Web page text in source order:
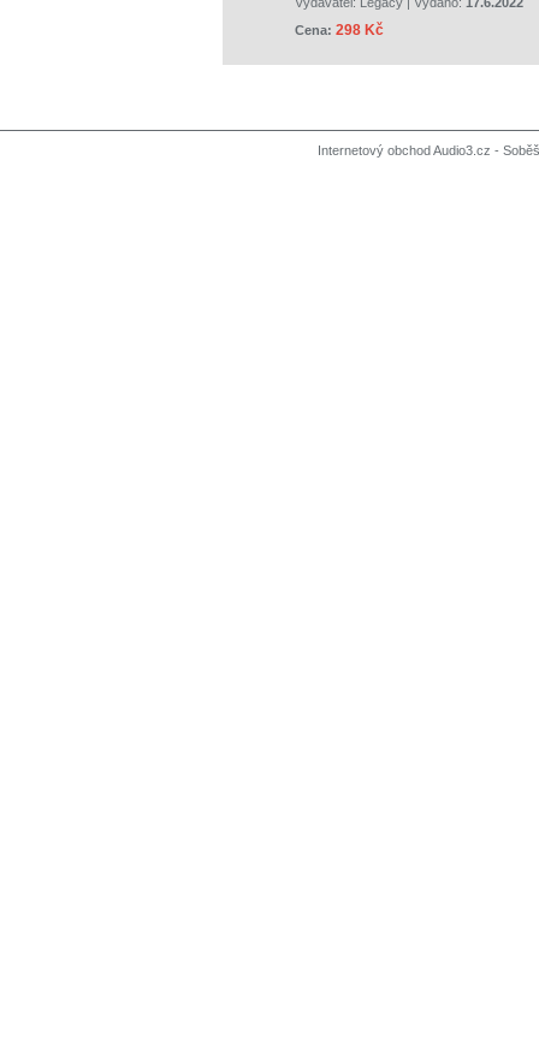
Cena: 298 Kč
Internetový obchod Audio3.cz -